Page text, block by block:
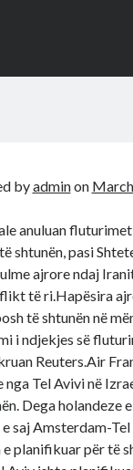
byadminon
anuluan
shtunën, pasi
ajrore ndaj
të ri.Hapësira
të shtunën në
i ndjekjes së
Reuters.Air
Tel Avivi në
Dega holandeze
saj Amsterdam-
planifikuar për të